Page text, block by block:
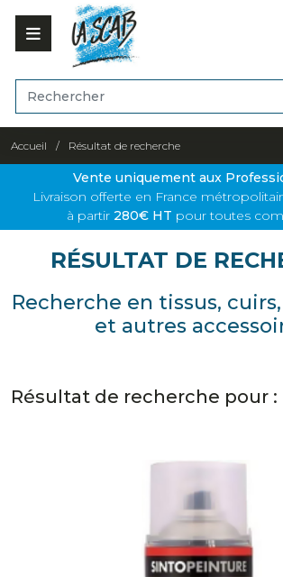
Accueil Résultat de recherche
Vente uniquement aux
Livraison offerte en France
à partir 280€ HT pour toutes
RÉSULTAT DE
Recherche en tissus,
et autres
Résultat de recherche pour :